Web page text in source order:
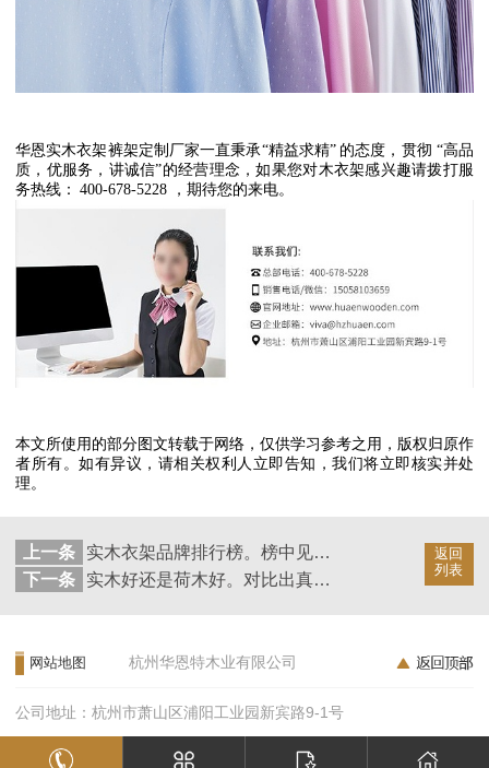
华恩实木衣架裤架定制厂家一直秉承“精益求精” 的态度，贯彻 “高品
质，优服务，讲诚信”的经营理念，如果您对木衣架感兴趣请拨打服
务热线： 400-678-5228 ，期待您的来电。
本文所使用的部分图文转载于网络，仅供学习参考之用，版权归原作
者所有。如有异议，请相关权利人立即告知，我们将立即核实并处
理。
返回
列表
上一条
实木衣架品牌排行榜。榜中见分晓【华恩衣架】
下一条
实木好还是荷木好。对比出真知【华恩衣架】
网站地图 杭州华恩特木业有限公司
公司地址：杭州市萧山区浦阳工业园新宾路9-1号